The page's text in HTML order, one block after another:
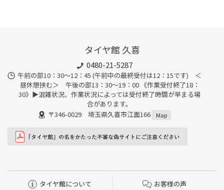
タイヤ館 久喜
0480-21-5287
午前の部10：30～12：45 (午前中の最終受付は12：15です) ＜
昼休憩挟む＞ 午後の部13：30～19：00 《作業受付終了18：
30》▶︎混雑状況、作業状況によっては受付終了時間が早まる場
合があります。
〒346-0029 埼玉県久喜市江面166
Map
タイヤ館について お客様の声